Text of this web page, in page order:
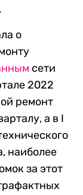
о
сети
2022
ремонт
а в I
наиболее
за этот